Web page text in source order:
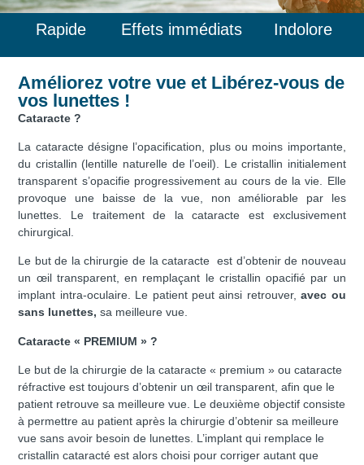
Rapide Effets immédiats Indolore
Améliorez votre vue et Libérez-vous de
vos lunettes !
Cataracte ?
La cataracte désigne l’opacification, plus ou moins importante,
du cristallin (lentille naturelle de l’oeil). Le cristallin initialement
transparent s’opacifie progressivement au cours de la vie. Elle
provoque une baisse de la vue, non améliorable par les
lunettes. Le traitement de la cataracte est exclusivement
chirurgical.
Le but de la chirurgie de la cataracte est d’obtenir de nouveau
un œil transparent, en remplaçant le cristallin opacifié par un
implant intra-oculaire. Le patient peut ainsi retrouver,avec ou
sans lunettes, sa meilleure vue.
Cataracte « PREMIUM » ?
Le but de la chirurgie de la cataracte « premium » ou cataracte
réfractive est toujours d’obtenir un œil transparent, afin que le
patient retrouve sa meilleure vue. Le deuxième objectif consiste
à permettre au patient après la chirurgie d’obtenir sa meilleure
vue sans avoir besoin de lunettes. L’implant qui remplace le
cristallin cataracté est alors choisi pour corriger autant que